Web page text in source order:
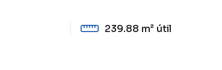
239.88 m² útil